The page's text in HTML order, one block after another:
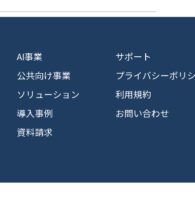
AI事業
公共向け事業
ソリューション
導入事例
資料請求
サポート
プライバシーポリ
利用規約
お問い合わせ